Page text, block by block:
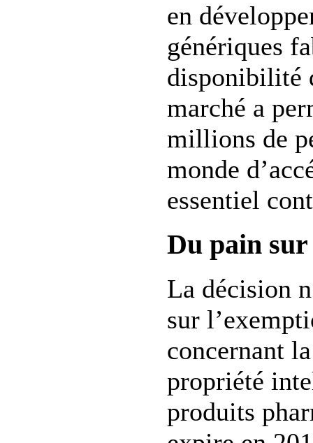
en
génériques
disponibilité
marché a
millions de
monde
essentiel
Du pain
La décision
sur
concernant
propriété
produits